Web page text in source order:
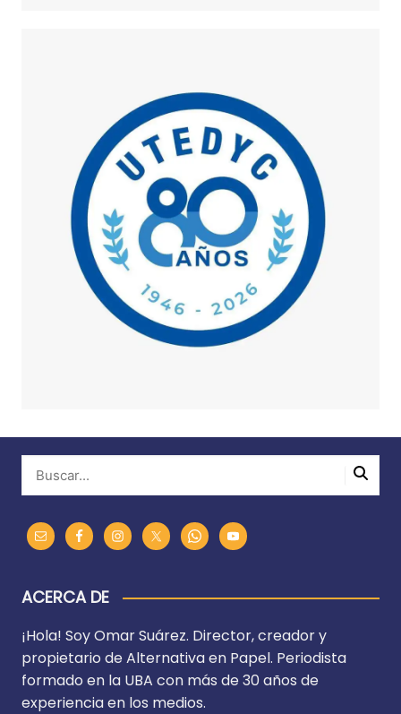
ACERCA DE
¡Hola! Soy Omar Suárez. Director, creador y
propietario de Alternativa en Papel. Periodista
formado en la UBA con más de 30 años de
experiencia en los medios.